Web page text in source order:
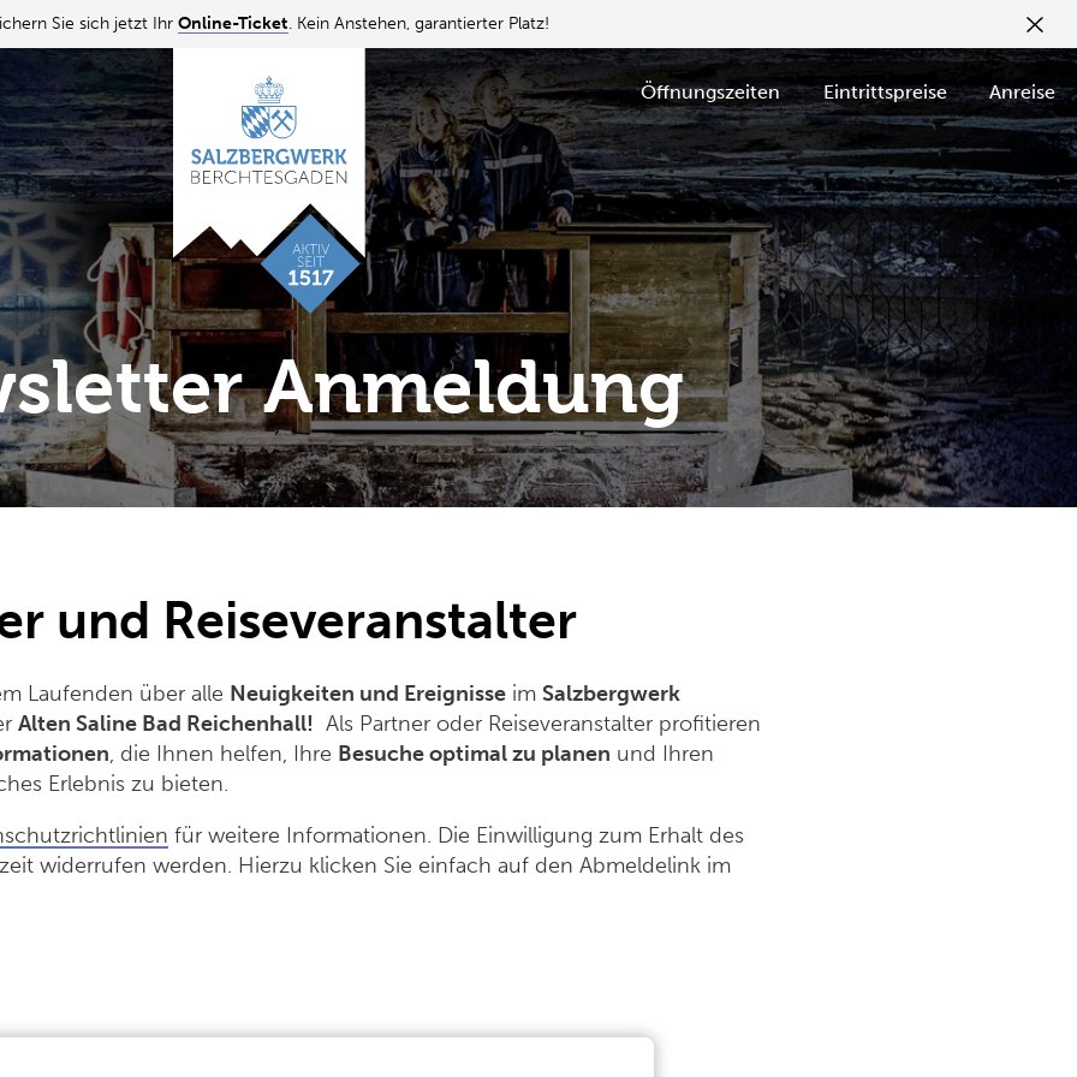
Sie sich jetzt Ihr Online-Ticket. Kein Anstehen, garantierter Platz!
Öffnungszeiten Eintrittspreise Anreise
TICKETS
KAUFEN
Anmeldung
und Reiseveranstalter
Laufenden über alle Neuigkeiten und Ereignisse im Salzbergwerk
Alten Saline Bad Reichenhall! Als Partner oder Reiseveranstalter profitieren
, die Ihnen helfen, Ihre Besuche optimal zu planen und Ihren
Erlebnis zu bieten.
für weitere Informationen. Die Einwilligung zum Erhalt des
widerrufen werden. Hierzu klicken Sie einfach auf den Abmeldelink im